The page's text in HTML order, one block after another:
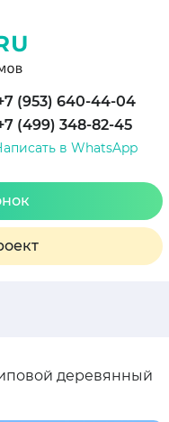
(953) 640-44-04
(499) 348-82-45
в WhatsApp
деревянный